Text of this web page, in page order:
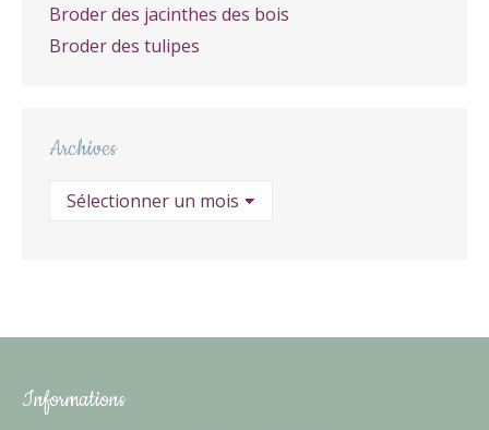
Broder des jacinthes des bois
Broder des tulipes
Archives
Archives
Informations